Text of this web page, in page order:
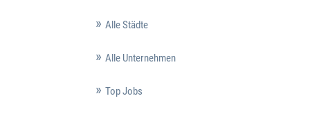
Alle Städte
Alle Unternehmen
Top Jobs